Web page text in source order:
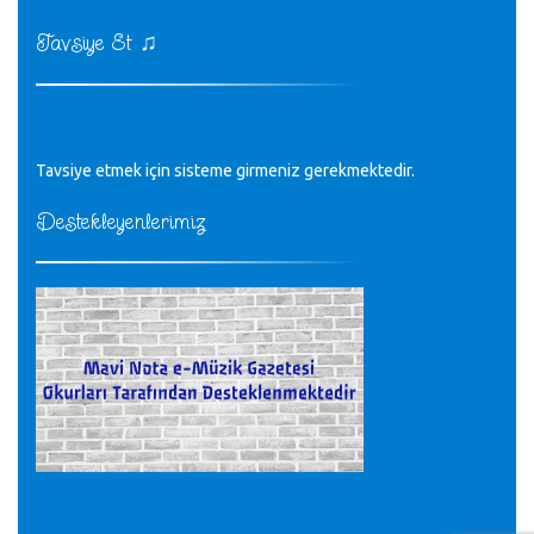
CÜNEYT BALKIZ - 15.11.2022
Tavsiye Et ♫
Tavsiye etmek için sisteme girmeniz gerekmektedir.
Destekleyenlerimiz